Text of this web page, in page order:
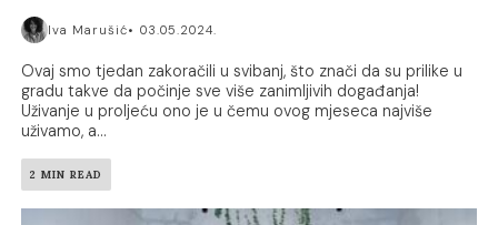
Iva Marušić 03.05.2024.
Ovaj smo tjedan zakoračili u svibanj, što znači da su prilike u
gradu takve da počinje sve više zanimljivih događanja!
Uživanje u proljeću ono je u čemu ovog mjeseca najviše
uživamo, a...
2 MIN READ